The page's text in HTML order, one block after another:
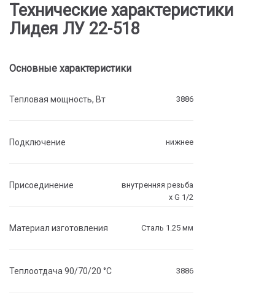
Технические характеристики
Лидея ЛУ 22-518
Основные характеристики
Тепловая мощность, Вт 3886
Подключение нижнее
Присоединение
внутренняя резьба
х G 1/2
Материал изготовления Сталь 1.25 мм
Теплоотдача 90/70/20 °C 3886